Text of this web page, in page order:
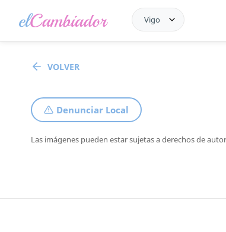
Vigo
VOLVER
Denunciar Local
Las imágenes pueden estar sujetas a derechos de autor